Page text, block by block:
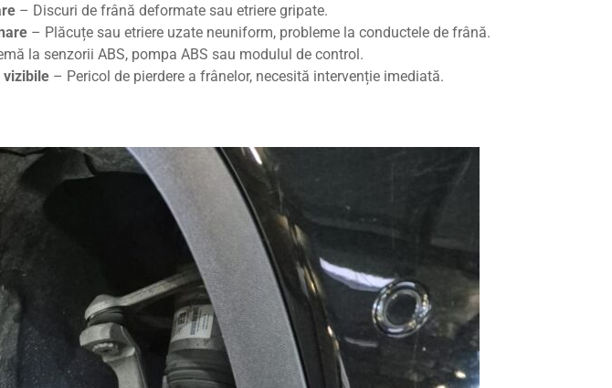
– Discuri de frână deformate sau etriere gripate.
– Plăcuțe sau etriere uzate neuniform, probleme la conductele de frână.
la senzorii ABS, pompa ABS sau modulul de control.
vizibile – Pericol de pierdere a frânelor, necesită intervenție imediată.